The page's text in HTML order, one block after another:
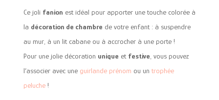
Ce joli fanion est idéal pour apporter une touche colorée à
la décoration de chambre de votre enfant : à suspendre
au mur, à un lit cabane ou à accrocher à une porte !
Pour une jolie décoration unique et festive , vous pouvez
l’associer avec une guirlande prénom ou un trophée
peluche !